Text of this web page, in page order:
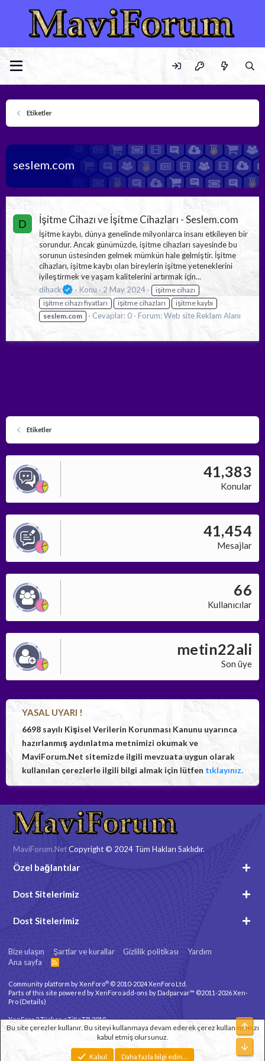
Etiketler
seslem.com
D İşitme Cihazı ve İşitme Cihazları - Seslem.com
İşitme kaybı, dünya genelinde milyonlarca insanı etkileyen bir
sorundur. Ancak günümüzde, işitme cihazları sayesinde bu
sorunun üstesinden gelmek mümkün hale gelmiştir. İşitme
cihazları, işitme kaybı olan bireylerin işitme yeteneklerini
iyileştirmek ve yaşam kalitelerini artırmak için...
dihack
Konu 2 May 2024
işitme cihazı
işitme cihazı fiyatları
işitme cihazları
işitme kaybı
seslem.com
Cevaplar: 0 Forum:Web site Reklam Alanı
Etiketler
41,383
Konular
41,454
Mesajlar
66
Kullanıcılar
metin22ali
Son üye
YASAL UYARI !
6698 sayılı Kişisel Verilerin Korunması Kanunu uyarınca
hazırlanmış aydınlatma metnimizi okumak ve
MaviForum.Net sitemizde ilgili mevzuata uygun olarak
kullanılan çerezlerle ilgili bilgi almak için lütfen tıklayınız.
MaviForum.NetCopyright © 2024 Tüm Hakları Saklıdır.
Özel bağlantılar
Dost Sitelerimiz
Dost Sitelerimiz
Bize ulaşın Şartlar ve kurallar Gizlilik politikası
Yardım
Ana sayfa
R
Community platform by XenForo® © 2010-2024 XenForo Ltd.
Parts of this site powered byXenForo add-ons by Dadparvar™ ©2011-2026Xen-
Pro (Details)
XenForo 2 Türkçe eTiKeT™ 2019
© by ©XenTR
Toplam sorgu Toplam zaman
En fazla bellek
Bu site çerezler kullanır. Bu siteyi kullanmaya devam ederek çerez kullanımımızı
kabul etmiş olursunuz.
Kabul Daha fazla bilgi edin…
Üst
Alt